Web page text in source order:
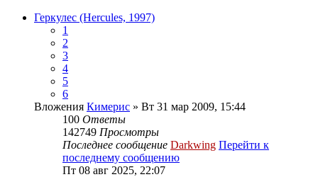
Геркулес (Hercules, 1997)
1
2
3
4
5
6
Вложения Кимерис » Вт 31 мар 2009, 15:44
100 Ответы
142749 Просмотры
Последнее сообщение Darkwing Перейти к
последнему сообщению
Пт 08 авг 2025, 22:07